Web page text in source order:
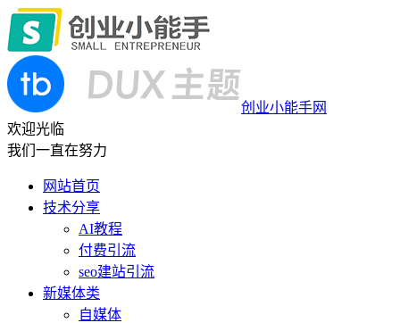
创业小能手网
欢迎光临
我们一直在努力
网站首页
技术分享
AI教程
付费引流
seo建站引流
新媒体类
自媒体